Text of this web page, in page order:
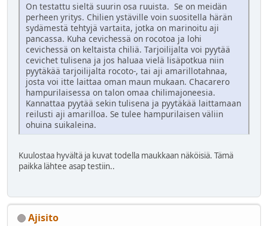
On testattu sieltä suurin osa ruuista. Se on meidän
perheen yritys. Chilien ystäville voin suositella härän
sydämestä tehtyjä vartaita, jotka on marinoitu aji
pancassa. Kuha cevichessä on rocotoa ja lohi
cevichessä on keltaista chiliä. Tarjoilijalta voi pyytää
cevichet tulisena ja jos haluaa vielä lisäpotkua niin
pyytäkää tarjoilijalta rocoto-, tai aji amarillotahnaa,
josta voi itte laittaa oman maun mukaan. Chacarero
hampurilaisessa on talon omaa chilimajoneesia.
Kannattaa pyytää sekin tulisena ja pyytäkää laittamaan
reilusti aji amarilloa. Se tulee hampurilaisen väliin
ohuina suikaleina.
Kuulostaa hyvältä ja kuvat todella maukkaan näköisiä. Tämä
paikka lähtee asap testiin..
Ajisito